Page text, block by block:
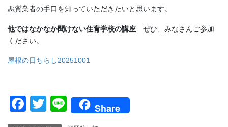
悪質業者の手口を知っていただきたいと思います。
他ではなかなか聞けない住育学校の講座 ぜひ、みなさんご参加
ください。
屋根の日ちらし20251001
F
a
T
wi
Li
Share